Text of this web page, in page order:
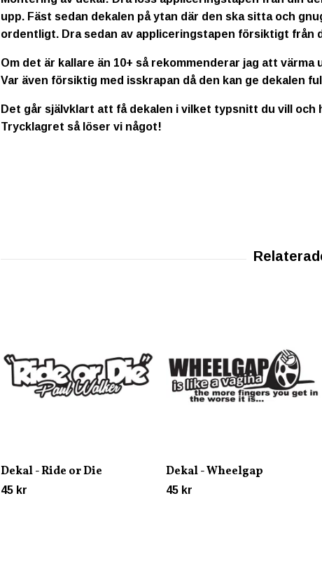
upp. Fäst sedan dekalen på ytan där den ska sitta och
ordentligt. Dra sedan av appliceringstapen försiktigt från
Om det är kallare än 10+ så rekommenderar jag att
Var även försiktig med isskrapan då den kan ge dekalen
Det går självklart att få dekalen i vilket typsnitt du vill och
Trycklagret så löser vi något!
Dekal - Ride or Die
45 kr
Dekal - Wheelgap
45 kr